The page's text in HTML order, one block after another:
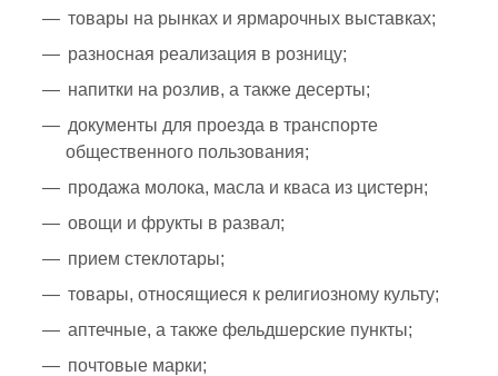
товары на рынках и ярмарочных выставках;
разносная реализация в розницу;
напитки на розлив, а также десерты;
документы для проезда в транспорте
общественного пользования;
продажа молока, масла и кваса из цистерн;
овощи и фрукты в развал;
прием стеклотары;
товары, относящиеся к религиозному культу;
аптечные, а также фельдшерские пункты;
почтовые марки;